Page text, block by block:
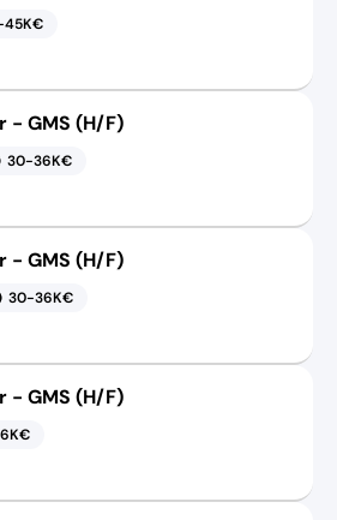
- GMS (H/F)
30-36K€
- GMS (H/F)
30-36K€
- GMS (H/F)